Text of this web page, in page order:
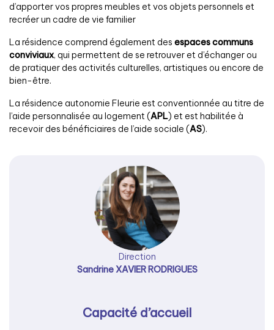
d’apporter vos propres meubles et vos objets personnels et
recréer un cadre de vie familier
La résidence comprend également des espaces communs
conviviaux, qui permettent de se retrouver et d’échanger ou
de pratiquer des activités culturelles, artistiques ou encore de
bien-être.
La résidence autonomie Fleurie est conventionnée au titre de
l’aide personnalisée au logement (APL) et est habilitée à
recevoir des bénéficiaires de l’aide sociale (AS).
Direction
Sandrine XAVIER RODRIGUES
Capacité d’accueil